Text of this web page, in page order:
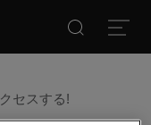
セスする!